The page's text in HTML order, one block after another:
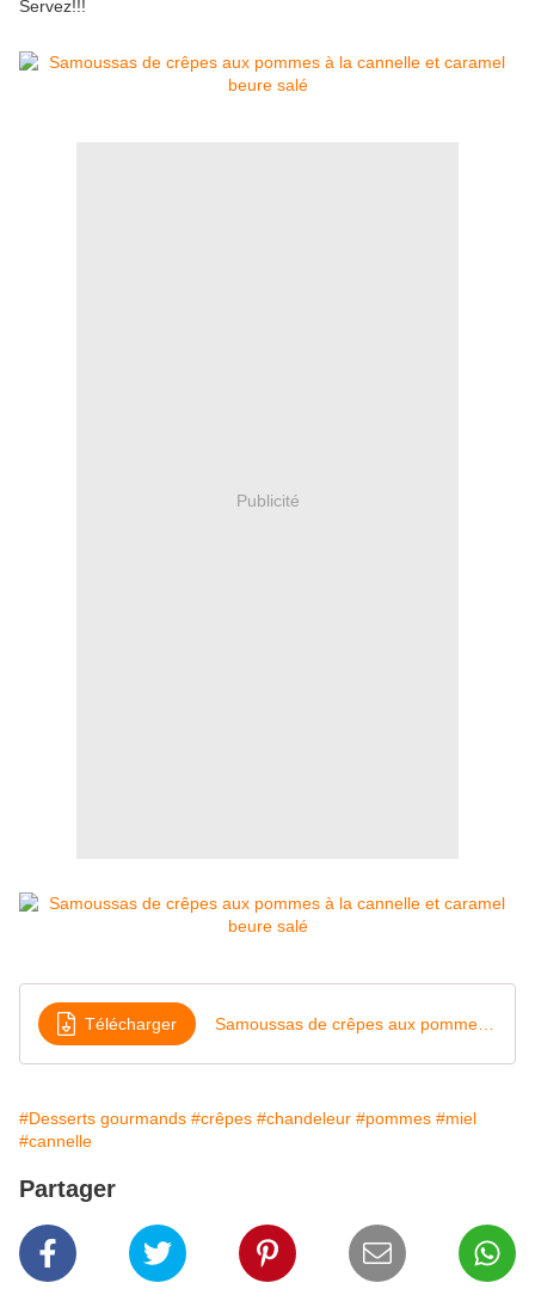
Servez!!!
Publicité
Télécharger
#Desserts gourmands #crêpes #chandeleur #pommes #miel
#cannelle
Partager